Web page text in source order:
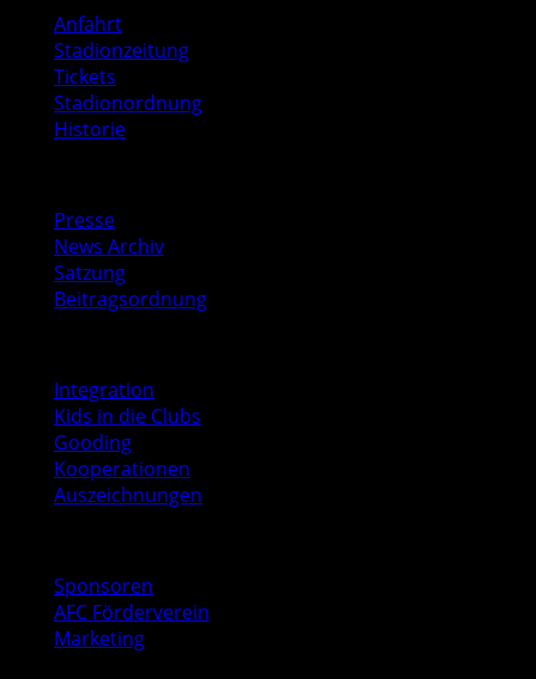
Anfahrt
Stadionzeitung
Tickets
Stadionordnung
Historie
Presse
News Archiv
Satzung
Beitragsordnung
Integration
Kids in die Clubs
Gooding
Kooperationen
Auszeichnungen
Sponsoren
AFC Förderverein
Marketing